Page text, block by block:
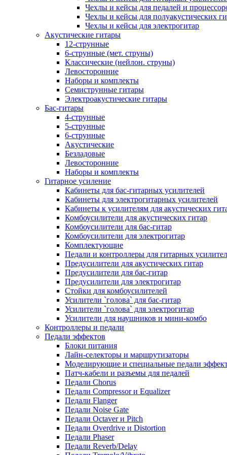
Чехлы и кейсы для педалей и
Чехлы и кейсы для полуакустических
Чехлы и кейсы для электрогитар
Акустические гитары
12-струнные
6-струнные (мет. струны)
Классические (нейлон. струны)
Левосторонние
Наборы и комплекты
Семиструнные гитары
Электроакустические гитары
Бас-гитары
4-струнные
5-струнные
6-струнные
Акустические
Безладовые
Левосторонние
Наборы и комплекты
Гитарное усиление
Кабинеты для бас-гитарных усилителей
Кабинеты для электрогитарных усилителей
Кабинеты к усилителям для акустических
Комбоусилители для акустических гитар
Комбоусилители для бас-гитар
Комбоусилители для электрогитар
Комплектующие
Педали и контроллеры для гитарных
Предусилители для акустических гитар
Предусилители для бас-гитар
Предусилители для электрогитар
Стойки для комбоусилителей
Усилители `голова` для бас-гитар
Усилители `голова` для электрогитар
Усилители для наушников и мини-комбо
Контроллеры и педали
Педали эффектов
Блоки питания
Лайн-селекторы и маршрутизаторы
Моделирующие и специальные педали
Патч-кабели и разъемы для педалей
Педали Chorus
Педали Compressor и Equalizer
Педали Flanger
Педали Noise Gate
Педали Octaver и Pitch
Педали Overdrive и Distortion
Педали Phaser
Педали Reverb/Delay